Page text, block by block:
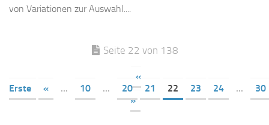
von Variationen zur Auswahl....
Seite 22 von 138
«
Erste
« ... 10 ... 20 21 22 23 24 ...
30
»